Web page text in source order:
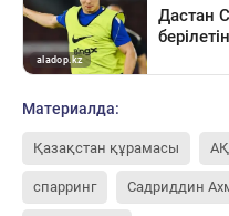
Материалда:
Қазақстан құрамасы
спарринг Садриддин